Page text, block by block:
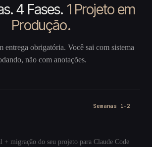
4 Fases. 1 Projeto em
Produção.
entrega obrigatória. Você sai com sistema
não com anotações.
Semanas 1–2
+ migração do seu projeto para Claude Code